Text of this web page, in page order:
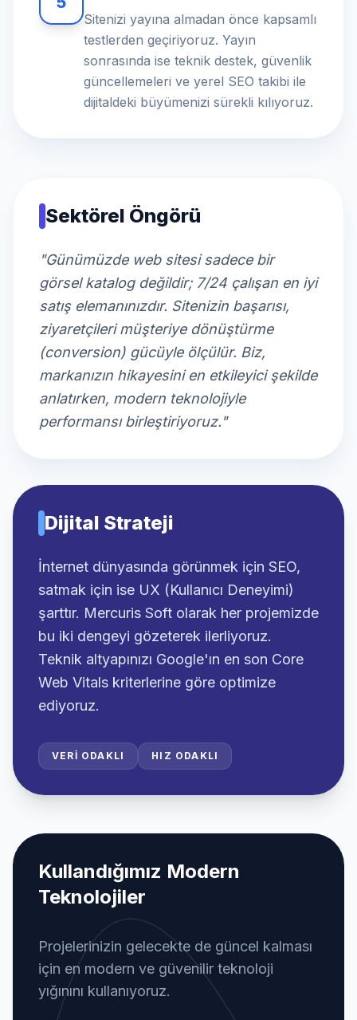
Sitenizi yayına almadan önce kapsamlı
testlerden geçiriyoruz. Yayın
sonrasında ise teknik destek, güvenlik
güncellemeleri ve yerel SEO takibi ile
dijitaldeki büyümenizi sürekli kılıyoruz.
Sektörel Öngörü
"Günümüzde web sitesi sadece bir
görsel katalog değildir; 7/24 çalışan en iyi
satış elemanınızdır. Sitenizin başarısı,
ziyaretçileri müşteriye dönüştürme
(conversion) gücüyle ölçülür. Biz,
markanızın hikayesini en etkileyici şekilde
anlatırken, modern teknolojiyle
performansı birleştiriyoruz."
Dijital Strateji
İnternet dünyasında görünmek için SEO,
satmak için ise UX (Kullanıcı Deneyimi)
şarttır. Mercuris Soft olarak her projemizde
bu iki dengeyi gözeterek ilerliyoruz.
Teknik altyapınızı Google'ın en son Core
Web Vitals kriterlerine göre optimize
ediyoruz.
VERI ODAKLI HIZ ODAKLI
Kullandığımız Modern
Teknolojiler
Projelerinizin gelecekte de güncel kalması
için en modern ve güvenilir teknoloji
yığınını kullanıyoruz.